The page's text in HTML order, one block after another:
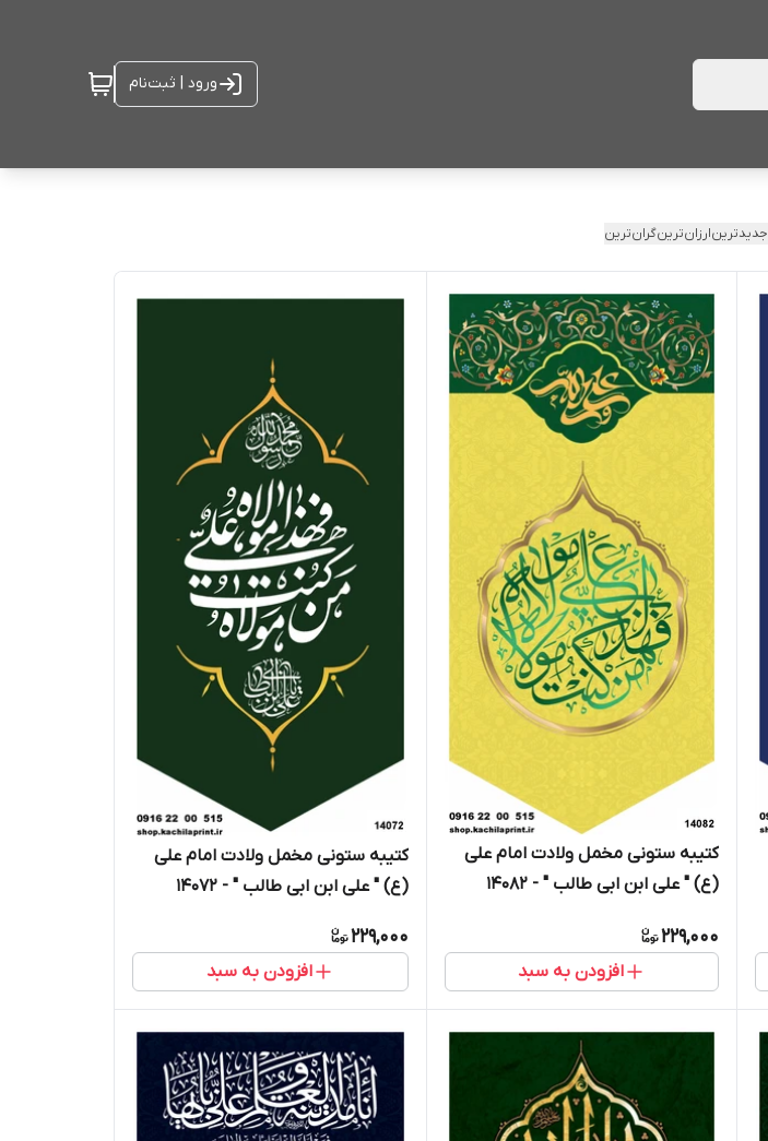
ورود | ثبت‌نام
جدیدترینارزان‌ترینگران‌ترین
کتیبه ستونی مخمل ولادت امام علی
(ع) " علی ابن ابی طالب " - 14082
229,000
افزودن به سبد
کتیبه ستونی مخمل ولادت امام علی
(ع) " علی ابن ابی طالب " - 14072
229,000
افزودن به سبد